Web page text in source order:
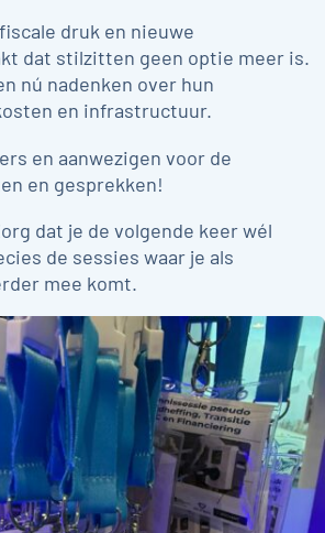
druk en nieuwe
dat stilzitten geen optie meer is.
nú nadenken over hun
en infrastructuur.
en aanwezigen voor de
en gesprekken!
dat je de volgende keer wél
de sessies waar je als
mee komt.